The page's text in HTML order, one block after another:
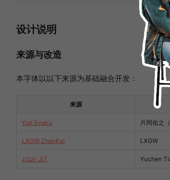
设计说明
来源与改造
本字体以以下来源为基础融合开发：
来源
Yuji Syuku 片岡佑之
LXGW ZhenKai LXGW
zi2zi-JiT Yuchen